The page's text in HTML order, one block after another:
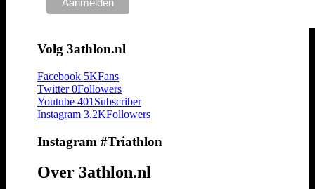
Volg 3athlon.nl
Facebook 5KFans
Twitter 0Followers
Youtube 401 Subscriber
Instagram 3.2KFollowers
Instagram #Triathlon
Over 3athlon.nl